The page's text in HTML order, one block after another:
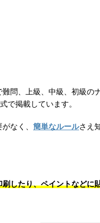
難問、上級、中級、初級の
で掲載しています。
なく、 簡単なルールさえ
刷したり、ペイントなどに